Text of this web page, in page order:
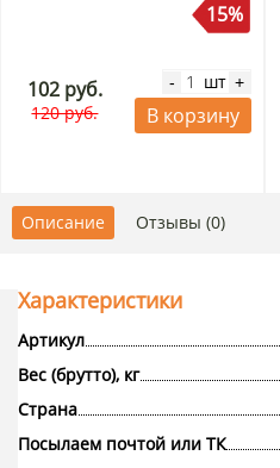
15%
102 руб.
120 руб.
- шт +
В корзину
Описание Отзывы (0)
Характеристики
Артикул
Вес (брутто), кг
Страна
Посылаем почтой или ТК